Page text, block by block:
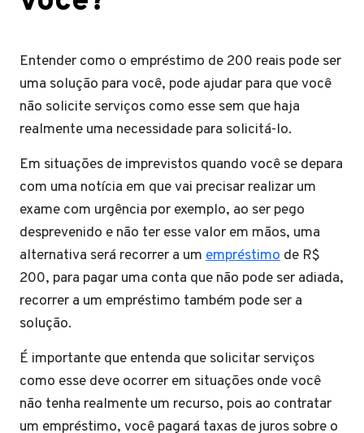
Entender como o empréstimo de 200 reais pode ser
uma solução para você, pode ajudar para que você
não solicite serviços como esse sem que haja
realmente uma necessidade para solicitá-lo.
Em situações de imprevistos quando você se depara
com uma notícia em que vai precisar realizar um
exame com urgência por exemplo, ao ser pego
desprevenido e não ter esse valor em mãos, uma
alternativa será recorrer a um empréstimo de R$
200, para pagar uma conta que não pode ser adiada,
recorrer a um empréstimo também pode ser a
solução.
É importante que entenda que solicitar serviços
como esse deve ocorrer em situações onde você
não tenha realmente um recurso, pois ao contratar
um empréstimo, você pagará taxas de juros sobre o